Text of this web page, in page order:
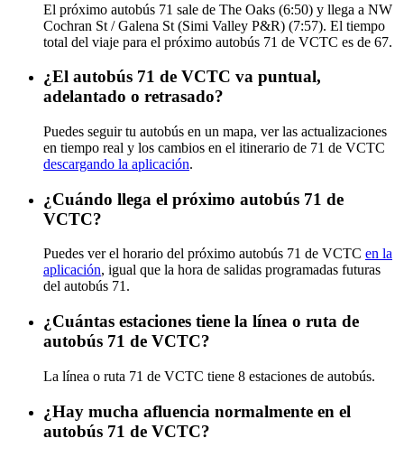
El próximo autobús 71 sale de The Oaks (6:50) y llega a NW
Cochran St / Galena St (Simi Valley P&R) (7:57). El tiempo
total del viaje para el próximo autobús 71 de VCTC es de 67.
¿El autobús 71 de VCTC va puntual,
adelantado o retrasado?
Puedes seguir tu autobús en un mapa, ver las actualizaciones
en tiempo real y los cambios en el itinerario de 71 de VCTC
descargando la aplicación.
¿Cuándo llega el próximo autobús 71 de
VCTC?
Puedes ver el horario del próximo autobús 71 de VCTC en la
aplicación, igual que la hora de salidas programadas futuras
del autobús 71.
¿Cuántas estaciones tiene la línea o ruta de
autobús 71 de VCTC?
La línea o ruta 71 de VCTC tiene 8 estaciones de autobús.
¿Hay mucha afluencia normalmente en el
autobús 71 de VCTC?